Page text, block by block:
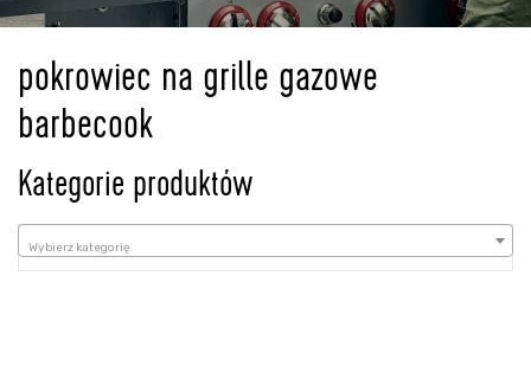
pokrowiec na grille gazowe
barbecook
Kategorie produktów
Wybierz kategorię
Wybierz kategorię